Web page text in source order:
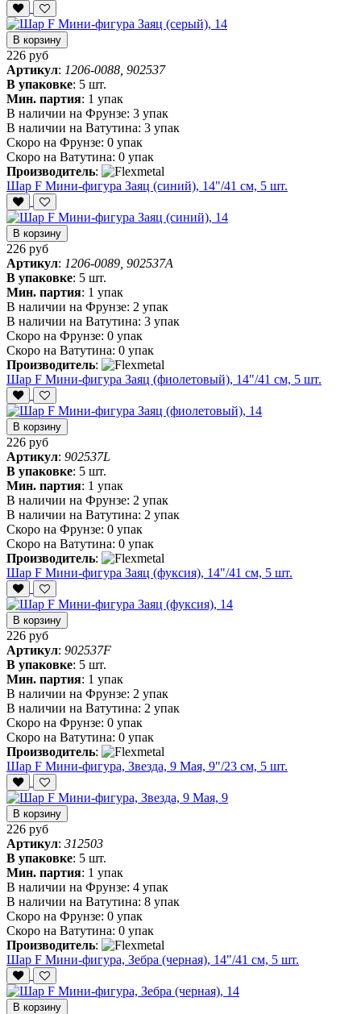
В корзину
226 руб
Артикул: 1206-0088, 902537
В упаковке: 5 шт.
Мин. партия: 1 упак
В наличии на Фрунзе: 3 упак
В наличии на Ватутина: 3 упак
Скоро на Фрунзе: 0 упак
Скоро на Ватутина: 0 упак
Производитель:
Шар F Мини-фигура Заяц (синий), 14"/41 см, 5 шт.
В корзину
226 руб
Артикул: 1206-0089, 902537A
В упаковке: 5 шт.
Мин. партия: 1 упак
В наличии на Фрунзе: 2 упак
В наличии на Ватутина: 3 упак
Скоро на Фрунзе: 0 упак
Скоро на Ватутина: 0 упак
Производитель:
Шар F Мини-фигура Заяц (фиолетовый), 14"/41 см, 5 шт.
В корзину
226 руб
Артикул: 902537L
В упаковке: 5 шт.
Мин. партия: 1 упак
В наличии на Фрунзе: 2 упак
В наличии на Ватутина: 2 упак
Скоро на Фрунзе: 0 упак
Скоро на Ватутина: 0 упак
Производитель:
Шар F Мини-фигура Заяц (фуксия), 14"/41 см, 5 шт.
В корзину
226 руб
Артикул: 902537F
В упаковке: 5 шт.
Мин. партия: 1 упак
В наличии на Фрунзе: 2 упак
В наличии на Ватутина: 2 упак
Скоро на Фрунзе: 0 упак
Скоро на Ватутина: 0 упак
Производитель:
Шар F Мини-фигура, Звезда, 9 Мая, 9"/23 см, 5 шт.
В корзину
226 руб
Артикул: 312503
В упаковке: 5 шт.
Мин. партия: 1 упак
В наличии на Фрунзе: 4 упак
В наличии на Ватутина: 8 упак
Скоро на Фрунзе: 0 упак
Скоро на Ватутина: 0 упак
Производитель:
Шар F Мини-фигура, Зебра (черная), 14"/41 см, 5 шт.
В корзину